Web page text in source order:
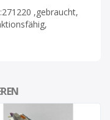
,gebraucht,